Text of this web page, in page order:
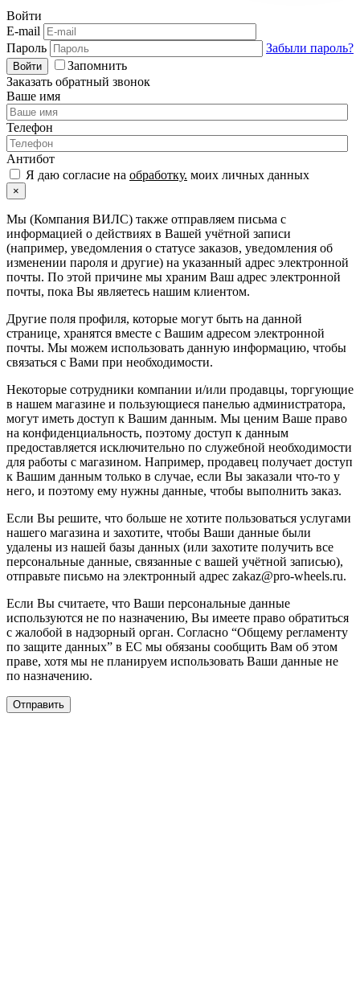
Войти
E-mail
Пароль
Забыли пароль?
Войти
Запомнить
Заказать обратный звонок
Ваше имя
Телефон
Антибот
Я даю согласие на обработку. моих личных данных
×
Мы (Компания ВИЛС) также отправляем письма с
информацией о действиях в Вашей учётной записи
(например, уведомления о статусе заказов, уведомления об
изменении пароля и другие) на указанный адрес электронной
почты. По этой причине мы храним Ваш адрес электронной
почты, пока Вы являетесь нашим клиентом.
Другие поля профиля, которые могут быть на данной
странице, хранятся вместе с Вашим адресом электронной
почты. Мы можем использовать данную информацию, чтобы
связаться с Вами при необходимости.
Некоторые сотрудники компании и/или продавцы, торгующие
в нашем магазине и пользующиеся панелью администратора,
могут иметь доступ к Вашим данным. Мы ценим Ваше право
на конфиденциальность, поэтому доступ к данным
предоставляется исключительно по служебной необходимости
для работы с магазином. Например, продавец получает доступ
к Вашим данным только в случае, если Вы заказали что-то у
него, и поэтому ему нужны данные, чтобы выполнить заказ.
Если Вы решите, что больше не хотите пользоваться услугами
нашего магазина и захотите, чтобы Ваши данные были
удалены из нашей базы данных (или захотите получить все
персональные данные, связанные с вашей учётной записью),
отправьте письмо на электронный адрес zakaz@pro-wheels.ru.
Если Вы считаете, что Ваши персональные данные
используются не по назначению, Вы имеете право обратиться
с жалобой в надзорный орган. Согласно “Общему регламенту
по защите данных” в ЕС мы обязаны сообщить Вам об этом
праве, хотя мы не планируем использовать Ваши данные не
по назначению.
Отправить